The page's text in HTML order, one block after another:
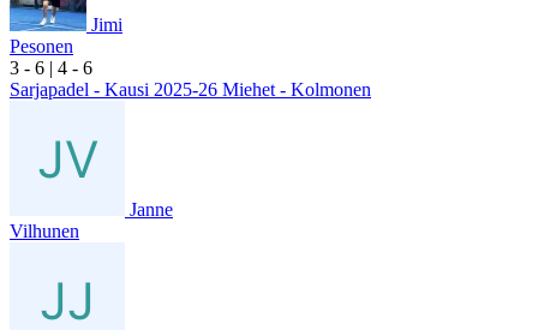
Jimi
Pesonen
3 - 6 | 4 - 6
Sarjapadel - Kausi 2025-26 Miehet - Kolmonen
Janne
Vilhunen